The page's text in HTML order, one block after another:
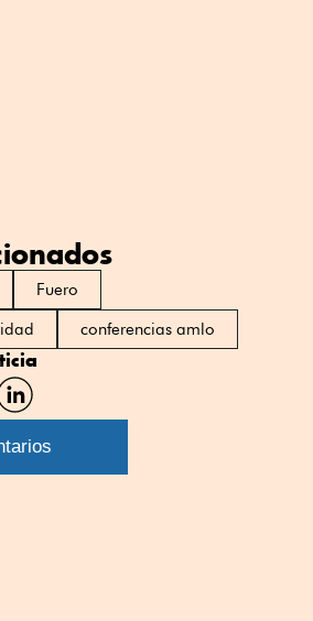
Fuero
conferencias amlo
Compartir
por
Linkedin